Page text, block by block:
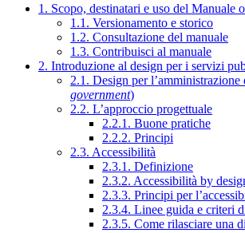
1. Scopo, destinatari e uso del Manuale
1.1. Versionamento e storico
1.2. Consultazione del manuale
1.3. Contribuisci al manuale
2. Introduzione al design per i servizi
2.1. Design per l’amministrazione
government)
2.2. L’approccio progettuale
2.2.1. Buone pratiche
2.2.2. Principi
2.3. Accessibilità
2.3.1. Definizione
2.3.2. Accessibilità by
2.3.3. Principi per
2.3.4. Linee guida e criteri
2.3.5. Come rilasciare una